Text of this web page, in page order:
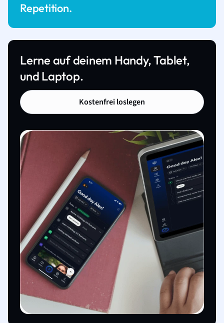
Repetition.
Lerne auf deinem Handy, Tablet,
und Laptop.
Kostenfrei loslegen